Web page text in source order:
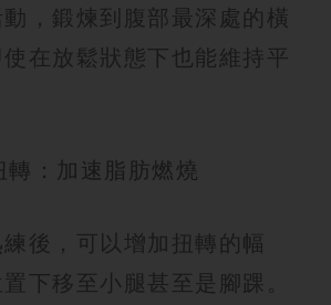
，鍛煉到腹部最深處的橫
在放鬆狀態下也能維持平
：加速脂肪燃燒
後，可以增加扭轉的幅
下移至小腿甚至是腳踝。